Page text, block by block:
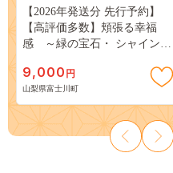
【2026年発送分 先行予約】
【高評価多数】頬張る幸福
感 ～緑の宝石・ シャインマ
３房） フルーツ 山梨県産 果
物 くだもの シャイン マスカ
ット ぶどう ブドウ 葡萄 大粒
種なし 先行予約 富士川町
10000円 一万円 9000円 九千円
9,000 円
山梨県富士川町